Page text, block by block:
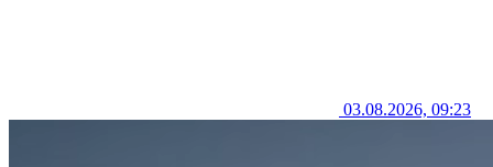
03.08.2026, 09:23